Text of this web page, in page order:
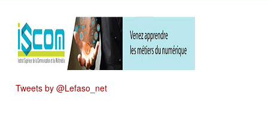
Tweets by @Lefaso_net